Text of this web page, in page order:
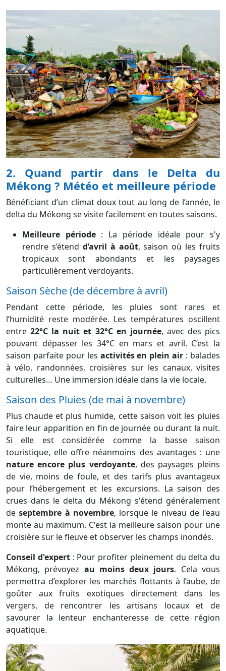
2. Quand partir dans le Delta du
Mékong ? Météo et meilleure période
Bénéficiant d’un climat doux tout au long de l’année, le
delta du Mékong se visite facilement en toutes saisons.
Meilleure période: La période idéale pour s'y
rendre s’étend d’avril à août, saison où les fruits
tropicaux sont abondants et les paysages
particulièrement verdoyants.
Saison Sèche (de décembre à avril)
Pendant cette période, les pluies sont rares et
l’humidité reste modérée. Les températures oscillent
entre22°C la nuit et 32°C en journée, avec des pics
pouvant dépasser les 34°C en mars et avril. C’est la
saison parfaite pour les activités en plein air : balades
à vélo, randonnées, croisières sur les canaux, visites
culturelles… Une immersion idéale dans la vie locale.
Saison des Pluies (de mai à novembre)
Plus chaude et plus humide, cette saison voit les pluies
faire leur apparition en fin de journée ou durant la nuit.
Si elle est considérée comme la basse saison
touristique, elle offre néanmoins des avantages : une
nature encore plus verdoyante, des paysages pleins
de vie, moins de foule, et des tarifs plus avantageux
pour l’hébergement et les excursions. La saison des
crues dans le delta du Mékong s'étend généralement
deseptembre à novembre, lorsque le niveau de l'eau
monte au maximum. C'est la meilleure saison pour une
croisière sur le fleuve et observer les champs inondés.
Conseil d'expert : Pour profiter pleinement du delta du
Mékong, prévoyez au moins deux jours. Cela vous
permettra d’explorer les marchés flottants à l’aube, de
goûter aux fruits exotiques directement dans les
vergers, de rencontrer les artisans locaux et de
savourer la lenteur enchanteresse de cette région
aquatique.